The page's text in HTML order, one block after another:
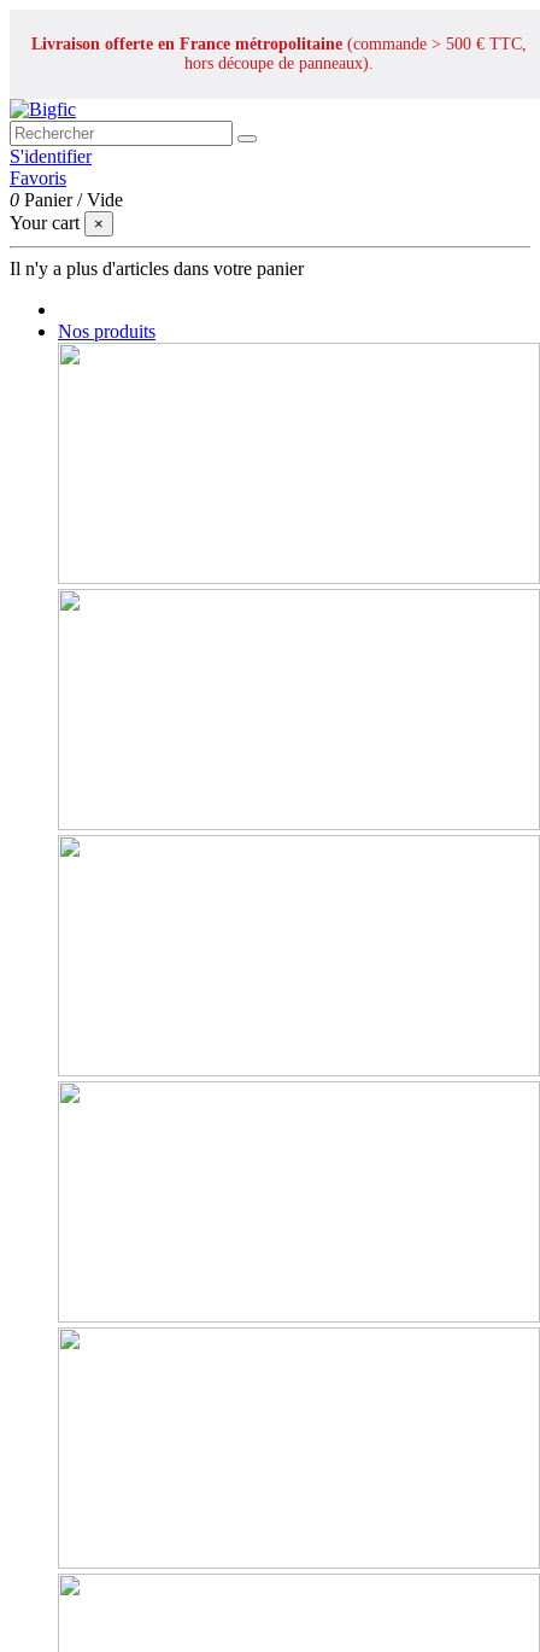
Livraison offerte en France métropolitaine (commande > 500 € TTC,
hors découpe de panneaux).
S'identifier
Favoris
0 Panier /Vide
Your cart
×
Il n'y a plus d'articles dans votre panier
Nos produits